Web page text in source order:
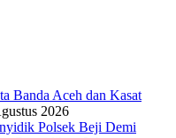
Banda Aceh dan Kasat
2026
Polsek Beji Demi